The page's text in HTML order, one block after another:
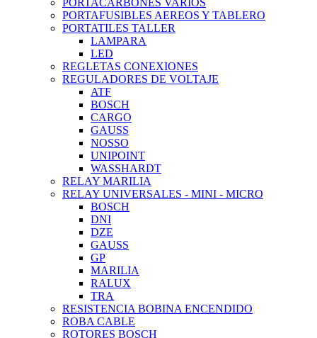
PORTACARBONES VARIOS
PORTAFUSIBLES AEREOS Y TABLERO
PORTATILES TALLER
LAMPARA
LED
REGLETAS CONEXIONES
REGULADORES DE VOLTAJE
ATF
BOSCH
CARGO
GAUSS
NOSSO
UNIPOINT
WASSHARDT
RELAY MARILIA
RELAY UNIVERSALES - MINI - MICRO
BOSCH
DNI
DZE
GAUSS
GP
MARILIA
RALUX
TRA
RESISTENCIA BOBINA ENCENDIDO
ROBA CABLE
ROTORES BOSCH